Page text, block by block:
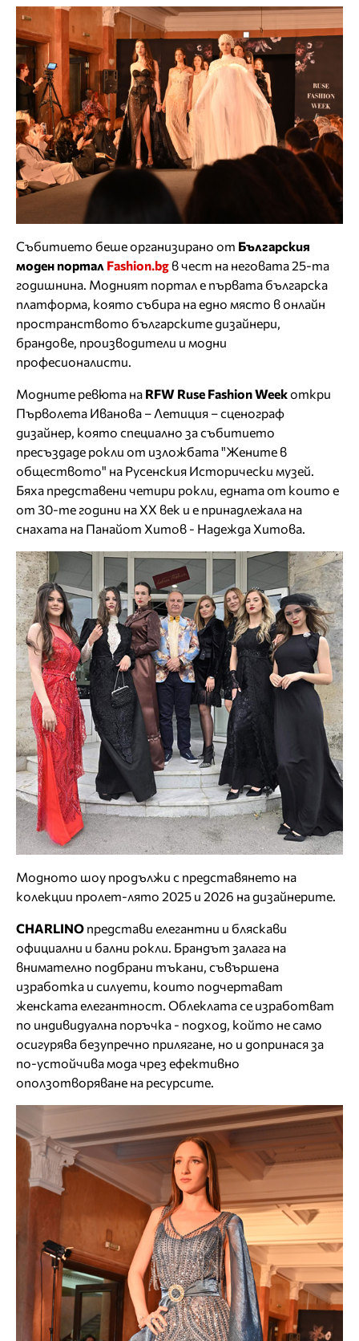
Събитието беше организирано от Българския
моден портал Fashion.bg в чест на неговата 25-та
годишнина. Модният портал е първата българска
платформа, която събира на едно място в онлайн
пространството българските дизайнери,
брандове, производители и модни
професионалисти.
Модните ревюта на RFW Ruse FashionWeekоткри
Първолета Иванова – Летиция – сценограф
дизайнер, която специално за събитието
пресъздаде рокли от изложбата "Жените в
обществото" на Русенския Исторически музей.
Бяха представени четири рокли, едната от които е
от 30-те години на XX век и е принадлежала на
снахата на Панайот Хитов - Надежда Хитова.
Модното шоу продължи с представянето на
колекции пролет-лято 2025 и 2026 на дизайнерите.
CHARLINO представи елегантни и бляскави
официални и бални рокли. Брандът залага на
внимателно подбрани тъкани, съвършена
изработка и силуети, които подчертават
женската елегантност. Облеклата се изработват
по индивидуална поръчка - подход, който не само
осигурява безупречно прилягане, но и допринася за
по-устойчива мода чрез ефективно
оползотворяване на ресурсите.